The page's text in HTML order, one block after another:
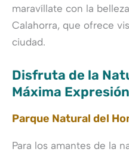
maravíllate con la
Calahorra, que ofrece
ciudad.
Disfruta de la
Máxima Expresión
Parque Natural del
Para los amantes de la